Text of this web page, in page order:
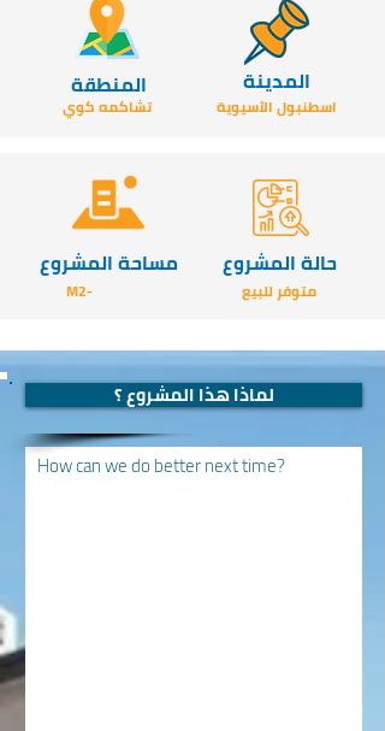
المنطقة
تشاكمه كوي
المدينة
اسطنبول الآسيوية
مساحة المشروع
-M2
حالة المشروع
متوفر للبيع
How can we do better next time?
لماذا هذا المشروع ؟